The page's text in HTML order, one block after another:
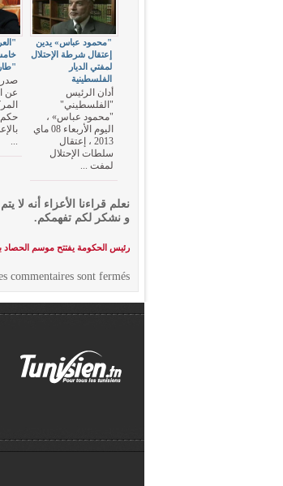
صدر
عن
...
"محمود عباس» يدين
إعتقال شرطة الإحتلال
لمفتي الديار
الفلسطينية
أدان الرئيس
"الفلسطيني"
"محمود عباس» ،
اليوم الأربعاء 08 ماي
2013 ، إعتقال
سلطات الإحتلال
لمفت ...
نعلم قراءنا الأعزاء أنه لا
و نشكر لكم تفهمكم.
رئيس الحكومة يفتتح موسم الحصاد
commentaires sont fermés.